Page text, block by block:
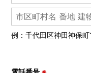
例：千代田区神田神保